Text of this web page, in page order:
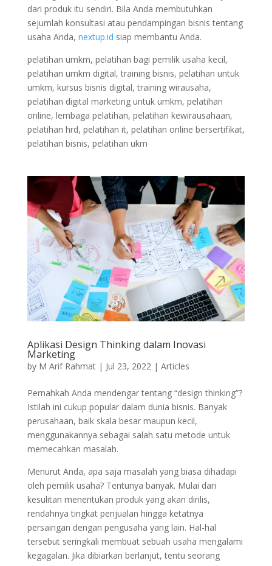
dari produk itu sendiri. Bila Anda membutuhkan
sejumlah konsultasi atau pendampingan bisnis tentang
usaha Anda, nextup.id siap membantu Anda.
pelatihan umkm, pelatihan bagi pemilik usaha kecil,
pelatihan umkm digital, training bisnis, pelatihan untuk
umkm, kursus bisnis digital, training wirausaha,
pelatihan digital marketing untuk umkm, pelatihan
online, lembaga pelatihan, pelatihan kewirausahaan,
pelatihan hrd, pelatihan it, pelatihan online bersertifikat,
pelatihan bisnis, pelatihan ukm
Aplikasi Design Thinking dalam Inovasi
Marketing
by M Arif Rahmat| Jul 23, 2022| Articles
Pernahkah Anda mendengar tentang “design thinking”?
Istilah ini cukup popular dalam dunia bisnis. Banyak
perusahaan, baik skala besar maupun kecil,
menggunakannya sebagai salah satu metode untuk
memecahkan masalah.
Menurut Anda, apa saja masalah yang biasa dihadapi
oleh pemilik usaha? Tentunya banyak. Mulai dari
kesulitan menentukan produk yang akan dirilis,
rendahnya tingkat penjualan hingga ketatnya
persaingan dengan pengusaha yang lain. Hal-hal
tersebut seringkali membuat sebuah usaha mengalami
kegagalan. Jika dibiarkan berlanjut, tentu seorang